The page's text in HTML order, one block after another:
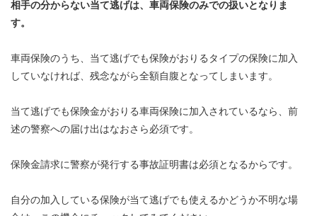
相手の分からない当て逃げは、車両保険のみでの扱いとなりま
す。
車両保険のうち、当て逃げでも保険がおりるタイプの保険に加入
していなければ、残念ながら全額自腹となってしまいます。
当て逃げでも保険金がおりる車両保険に加入されているなら、前
述の警察への届け出はなおさら必須です。
保険金請求に警察が発行する事故証明書は必須となるからです。
自分の加入している保険が当て逃げでも使えるかどうか不明な場